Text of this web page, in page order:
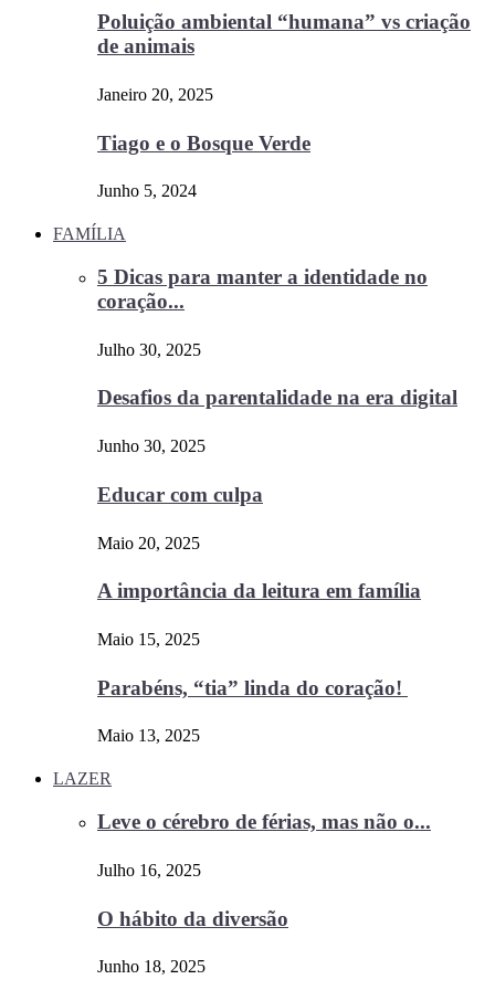
Poluição ambiental “humana” vs criação
de animais
Janeiro 20, 2025
Tiago e o Bosque Verde
Junho 5, 2024
FAMÍLIA
5 Dicas para manter a identidade no
coração...
Julho 30, 2025
Desafios da parentalidade na era digital
Junho 30, 2025
Educar com culpa
Maio 20, 2025
A importância da leitura em família
Maio 15, 2025
Parabéns, “tia” linda do coração!
Maio 13, 2025
LAZER
Leve o cérebro de férias, mas não o...
Julho 16, 2025
O hábito da diversão
Junho 18, 2025